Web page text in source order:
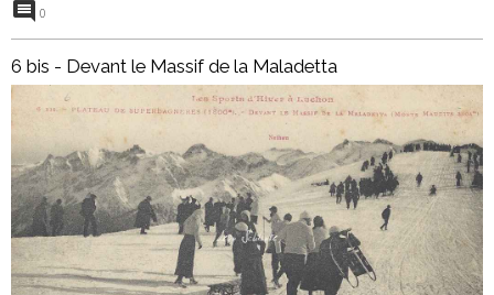
0
6 bis - Devant le Massif de la Maladetta